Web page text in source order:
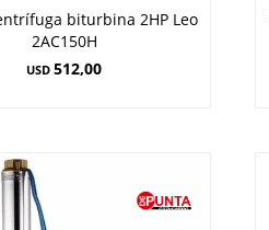
biturbina 2HP Leo
2AC150H
USD 512,00